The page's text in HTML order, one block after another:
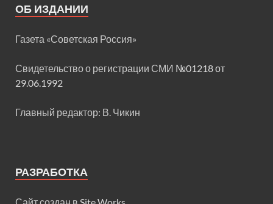
ОБ ИЗДАНИИ
Газета «Советская Россия»
Свидетельство о регистрации СМИ №01218 от
29.06.1992
Главный редактор: В. Чикин
РАЗРАБОТКА